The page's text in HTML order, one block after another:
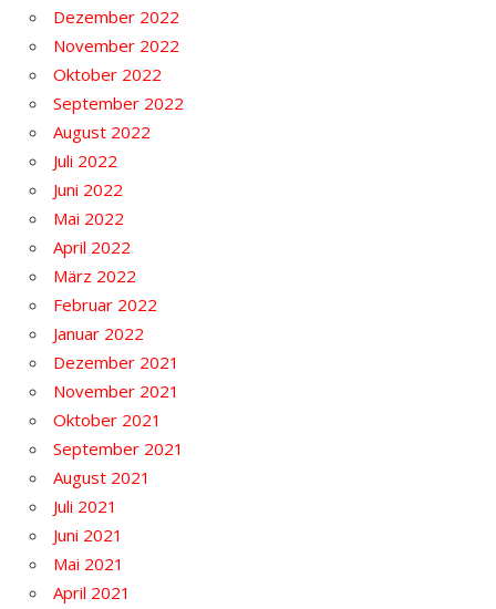
Dezember 2022
November 2022
Oktober 2022
September 2022
August 2022
Juli 2022
Juni 2022
Mai 2022
April 2022
März 2022
Februar 2022
Januar 2022
Dezember 2021
November 2021
Oktober 2021
September 2021
August 2021
Juli 2021
Juni 2021
Mai 2021
April 2021